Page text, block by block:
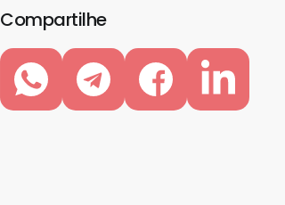
Compartilhe